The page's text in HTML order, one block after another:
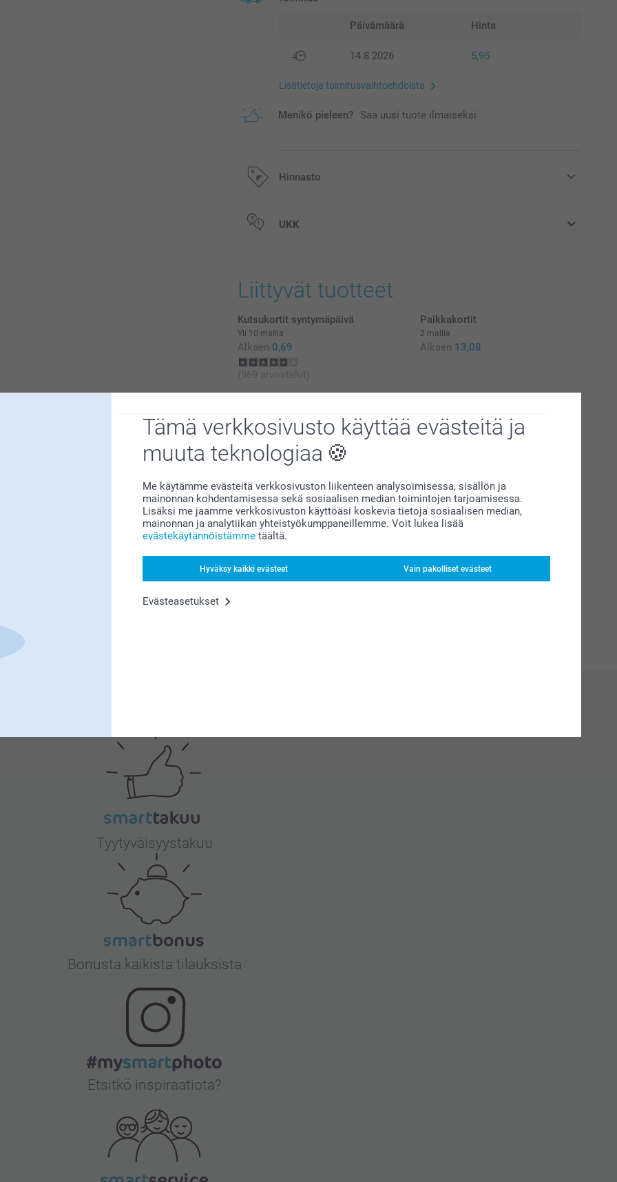
Tämä verkkosivusto käyttää evästeitä ja
muuta teknologiaa
Me käytämme evästeitä verkkosivuston liikenteen analysoimisessa, sisällön ja
mainonnan kohdentamisessa sekä sosiaalisen median toimintojen tarjoamisessa.
Lisäksi me jaamme verkkosivuston käyttöäsi koskevia tietoja sosiaalisen median,
mainonnan ja analytiikan yhteistyökumppaneillemme. Voit lukea lisää
evästekäytännöistämme täältä.
Hyväksy kaikki evästeet Vain pakolliset evästeet
Evästeasetukset
Päivämäärä Hinta
14.8.2026 5,95
Lisätietoja toimitusvaihtoehdoista
Menikö pieleen? Saa uusi tuote ilmaiseksi
Hinnasto
Kaikki hinnat ovat euroina, sisältävät arvonlisäveron ja eivät sisällä
UKK
0
korvaamattoman tärkeää. Kiva että pidät
Liittyvät tuotteet
Kutsukortit syntymäpäivä
Yli 10 mallia
Alkaen 0,69
(969 arvostelut)
Paikkakortit
2 mallia
Alkaen 13,08
Alkaen 24,95 Alkaen 9,95
Tyytyväisyystakuu
Bonusta kaikista tilauksista
Etsitkö inspiraatiota?